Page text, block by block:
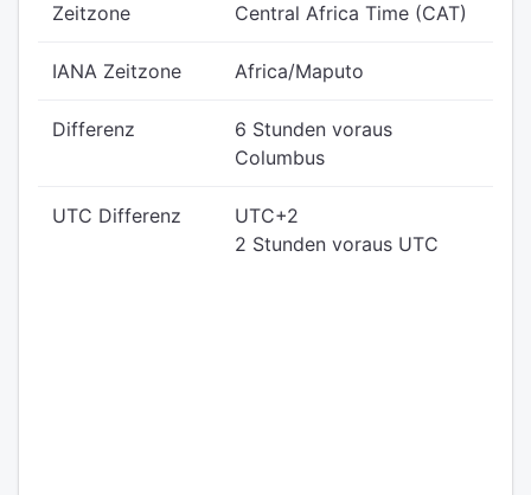
Zeitzone Central Africa Time (CAT)
IANA Zeitzone Africa/Maputo
Differenz
6 Stunden voraus
Columbus
UTC Differenz
UTC+2
2 Stunden voraus UTC